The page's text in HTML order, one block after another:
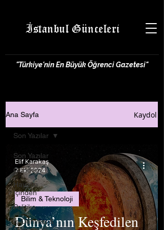
İstanbul Günceleri
"Türkiye'nin En Büyük Öğrenci Gazetesi"
Ana Sayfa Kaydol
Son Yazılar
Gündem
Hayatın
İçinden
Politika
İş Dünyası &
Son Yazılar
Dünya’nın Keşfedilen
Bilim & Teknoloji
Elif Karakaş
7 Eki 2024